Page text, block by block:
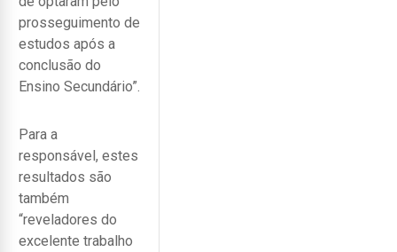
prosseguimento de
estudos após a
conclusão do
Ensino Secundário”.
Para a
responsável, estes
resultados são
também
“reveladores do
excelente trabalho